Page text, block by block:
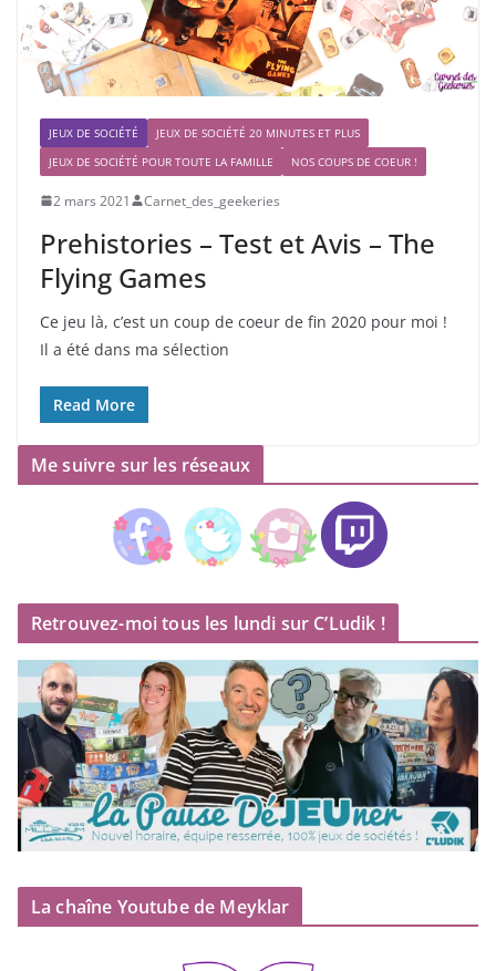
JEUX DE SOCIÉTÉ
JEUX DE SOCIÉTÉ 20 MINUTES ET PLUS
JEUX DE SOCIÉTÉ POUR TOUTE LA FAMILLE
NOS COUPS DE COEUR !
2 mars 2021 Carnet_des_geekeries
Prehistories – Test et Avis – The
Flying Games
Ce jeu là, c’est un coup de coeur de fin 2020 pour moi !
Il a été dans ma sélection
Read More
Me suivre sur les réseaux
Retrouvez-moi tous les lundi sur C’Ludik !
La chaîne Youtube de Meyklar